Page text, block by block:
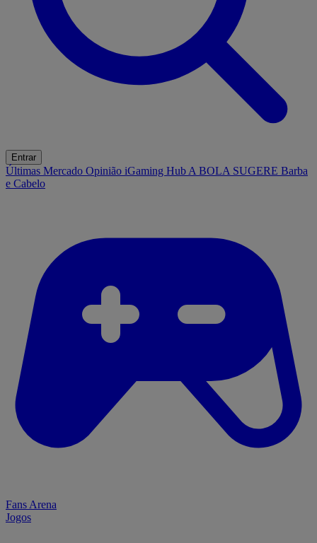
Entrar
Últimas Mercado Opinião iGaming Hub A BOLA SUGERE Barba
e Cabelo
Fans Arena
Jogos